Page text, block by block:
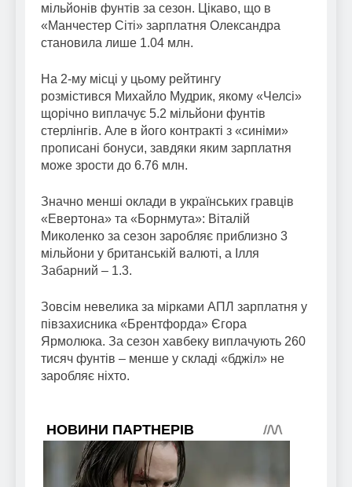
мільйонів фунтів за сезон. Цікаво, що в
«Манчестер Сіті» зарплатня Олександра
становила лише 1.04 млн.
На 2-му місці у цьому рейтингу
розмістився Михайло Мудрик, якому «Челсі»
щорічно виплачує 5.2 мільйони фунтів
стерлінгів. Але в його контракті з «синіми»
прописані бонуси, завдяки яким зарплатня
може зрости до 6.76 млн.
Значно менші оклади в українських гравців
«Евертона» та «Борнмута»: Віталій
Миколенко за сезон заробляє приблизно 3
мільйони у британській валюті, а Ілля
Забарний – 1.3.
Зовсім невелика за мірками АПЛ зарплатня у
півзахисника «Брентфорда» Єгора
Ярмолюка. За сезон хавбеку виплачують 260
тисяч фунтів – менше у складі «бджіл» не
заробляє ніхто.